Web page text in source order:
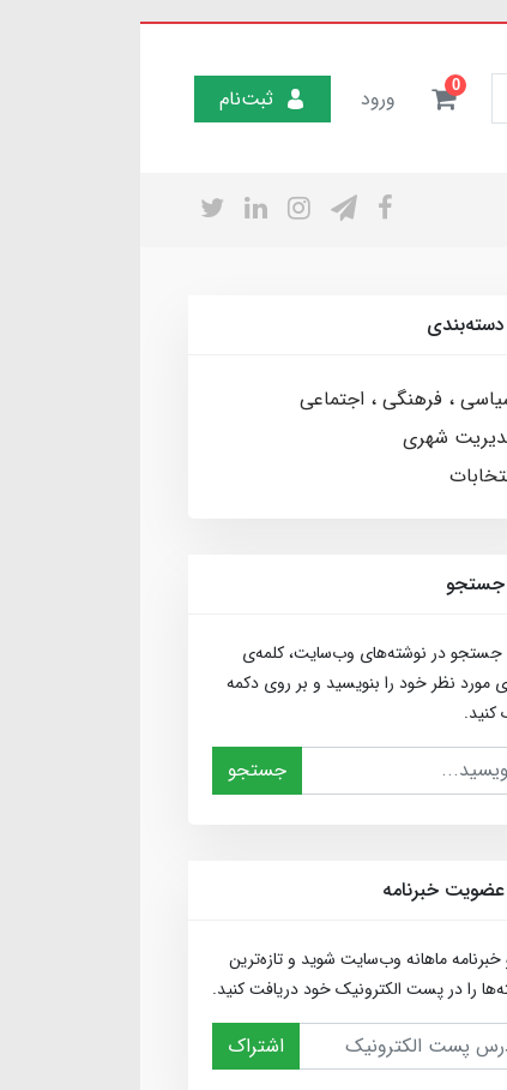
0 ورود ثبت‌نام
دسته‌بندی
، فرهنگی ، اجتماعی
شهری
جستجو
جستجو در نوشته‌های وب‌سایت، کلمه‌ی
مورد نظر خود را بنویسید و بر روی دکمه
کنید.
جستجو
عضویت خبرنامه
ماهانه وب‌سایت شوید و تازه‌ترین
را در پست الکترونیک خود دریافت کنید.
اشتراک